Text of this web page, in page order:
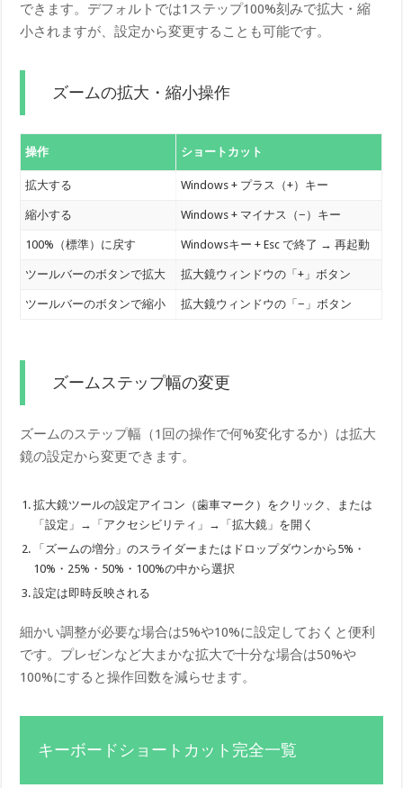
できます。デフォルトでは1ステップ100%刻みで拡大・縮
小されますが、設定から変更することも可能です。
ズームの拡大・縮小操作
操作 ショートカット
拡大する Windows + プラス（+）キー
縮小する Windows + マイナス（−）キー
100%（標準）に戻す Windowsキー + Esc で終了 → 再起動
ツールバーのボタンで拡大 拡大鏡ウィンドウの「+」ボタン
ツールバーのボタンで縮小 拡大鏡ウィンドウの「−」ボタン
ズームステップ幅の変更
ズームのステップ幅（1回の操作で何%変化するか）は拡大
鏡の設定から変更できます。
拡大鏡ツールの設定アイコン（歯車マーク）をクリック、または
「設定」→「アクセシビリティ」→「拡大鏡」を開く
「ズームの増分」のスライダーまたはドロップダウンから5%・
10%・25%・50%・100%の中から選択
設定は即時反映される
細かい調整が必要な場合は5%や10%に設定しておくと便利
です。プレゼンなど大まかな拡大で十分な場合は50%や
100%にすると操作回数を減らせます。
キーボードショートカット完全一覧